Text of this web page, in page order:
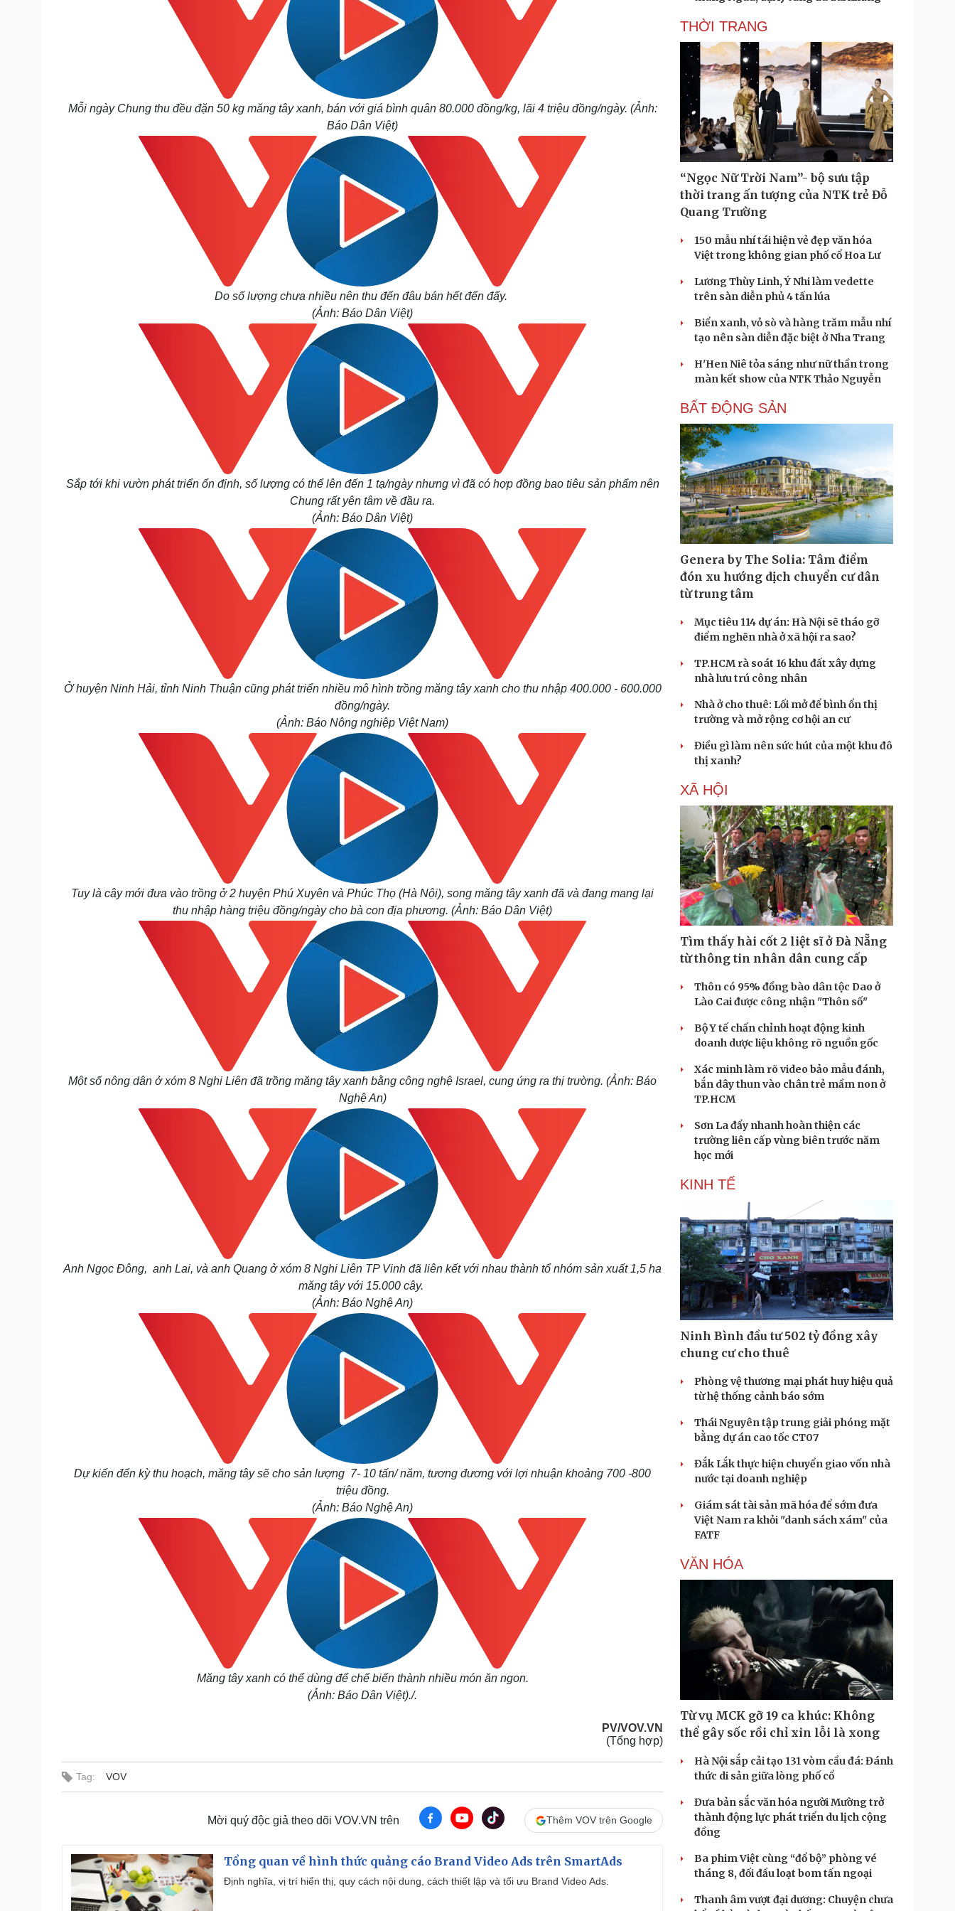
Mỗi ngày Chung thu đều đặn 50 kg măng tây xanh, bán với giá bình quân 80.000 đồng/kg, lãi 4 triệu đồng/ngày. (Ảnh:
Báo Dân Việt)
Do số lượng chưa nhiều nên thu đến đâu bán hết đến đấy.
(Ảnh: Báo Dân Việt)
Sắp tới khi vườn phát triển ổn định, số lượng có thể lên đến 1 tạ/ngày nhưng vì đã có hợp đồng bao tiêu sản phẩm nên
Chung rất yên tâm về đầu ra.
(Ảnh: Báo Dân Việt)
Ở huyện Ninh Hải, tỉnh Ninh Thuận cũng phát triển nhiều mô hình trồng măng tây xanh cho thu nhập 400.000 - 600.000
đồng/ngày.
(Ảnh: Báo Nông nghiệp Việt Nam)
Tuy là cây mới đưa vào trồng ở 2 huyện Phú Xuyên và Phúc Thọ (Hà Nội), song măng tây xanh đã và đang mang lại
thu nhập hàng triệu đồng/ngày cho bà con địa phương. (Ảnh: Báo Dân Việt)
Một số nông dân ở xóm 8 Nghi Liên đã trồng măng tây xanh bằng công nghệ Israel, cung ứng ra thị trường. (Ảnh: Báo
Nghệ An)
Anh Ngọc Đông, anh Lai, và anh Quang ở xóm 8 Nghi Liên TP Vinh đã liên kết với nhau thành tổ nhóm sản xuất 1,5 ha
măng tây với 15.000 cây.
(Ảnh: Báo Nghệ An)
Dự kiến đến kỳ thu hoạch, măng tây sẽ cho sản lượng 7- 10 tấn/ năm, tương đương với lợi nhuận khoảng 700 -800
triệu đồng.
(Ảnh: Báo Nghệ An)
Măng tây xanh có thể dùng để chế biến thành nhiều món ăn ngon.
(Ảnh: Báo Dân Việt)./.
PV/VOV.VN
(Tổng hợp)
Tag: VOV
Mời quý độc giả theo dõi VOV.VN trên Thêm VOV trên Google
Tổng quan về hình thức quảng cáo Brand Video Ads trên SmartAds
Định nghĩa, vị trí hiển thị, quy cách nội dung, cách thiết lập và tối ưu Brand Video Ads.
THỜI TRANG
“Ngọc Nữ Trời Nam”- bộ sưu tập
thời trang ấn tượng của NTK trẻ Đỗ
Quang Trường
150 mẫu nhí tái hiện vẻ đẹp văn hóa
Việt trong không gian phố cổ Hoa Lư
Lương Thùy Linh, Ý Nhi làm vedette
trên sàn diễn phủ 4 tấn lúa
Biển xanh, vỏ sò và hàng trăm mẫu nhí
tạo nên sàn diễn đặc biệt ở Nha Trang
H'Hen Niê tỏa sáng như nữ thần trong
màn kết show của NTK Thảo Nguyễn
BẤT ĐỘNG SẢN
Genera by The Solia: Tâm điểm
đón xu hướng dịch chuyển cư dân
từ trung tâm
Mục tiêu 114 dự án: Hà Nội sẽ tháo gỡ
điểm nghẽn nhà ở xã hội ra sao?
TP.HCM rà soát 16 khu đất xây dựng
nhà lưu trú công nhân
Nhà ở cho thuê: Lối mở để bình ổn thị
trường và mở rộng cơ hội an cư
Điều gì làm nên sức hút của một khu đô
thị xanh?
XÃ HỘI
Tìm thấy hài cốt 2 liệt sĩ ở Đà Nẵng
từ thông tin nhân dân cung cấp
Thôn có 95% đồng bào dân tộc Dao ở
Lào Cai được công nhận "Thôn số"
Bộ Y tế chấn chỉnh hoạt động kinh
doanh dược liệu không rõ nguồn gốc
Xác minh làm rõ video bảo mẫu đánh,
bắn dây thun vào chân trẻ mầm non ở
TP.HCM
Sơn La đẩy nhanh hoàn thiện các
trường liên cấp vùng biên trước năm
học mới
KINH TẾ
Ninh Bình đầu tư 502 tỷ đồng xây
chung cư cho thuê
Phòng vệ thương mại phát huy hiệu quả
từ hệ thống cảnh báo sớm
Thái Nguyên tập trung giải phóng mặt
bằng dự án cao tốc CT07
Đắk Lắk thực hiện chuyển giao vốn nhà
nước tại doanh nghiệp
Giám sát tài sản mã hóa để sớm đưa
Việt Nam ra khỏi "danh sách xám" của
FATF
VĂN HÓA
Từ vụ MCK gỡ 19 ca khúc: Không
thể gây sốc rồi chỉ xin lỗi là xong
Hà Nội sắp cải tạo 131 vòm cầu đá: Đánh
thức di sản giữa lòng phố cổ
Đưa bản sắc văn hóa người Mường trở
thành động lực phát triển du lịch cộng
đồng
Ba phim Việt cùng “đổ bộ” phòng vé
tháng 8, đối đầu loạt bom tấn ngoại
Thanh âm vượt đại dương: Chuyện chưa